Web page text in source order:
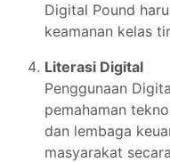
Digital Pound
keamanan kelas
Literasi Digital
Penggunaan
pemahaman
dan lembaga
masyarakat